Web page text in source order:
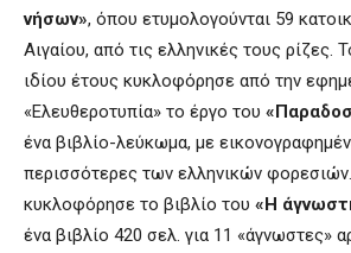
νήσων», όπου ετυμολογούνται 59
Αιγαίου, από τις ελληνικές τους ρίζες.
ιδίου έτους κυκλοφόρησε από την
«Ελευθεροτυπία» το έργο του
ένα βιβλίο-λεύκωμα, με
περισσότερες των ελληνικών φορεσιών.
κυκλοφόρησε το βιβλίο του «Η
ένα βιβλίο 420 σελ. για 11 «άγνωστες»